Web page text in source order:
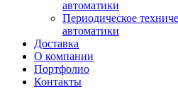
автоматики
Периодическое
автоматики
Доставка
О компании
Портфолио
Контакты